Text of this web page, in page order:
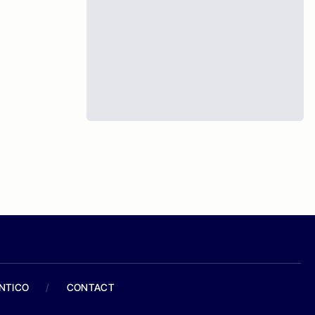
/ CONTACT